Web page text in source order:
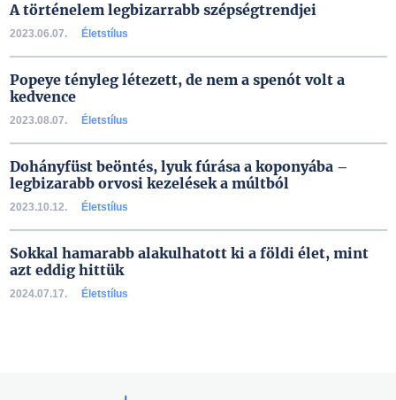
A történelem legbizarrabb szépségtrendjei
2023.06.07. Életstílus
Popeye tényleg létezett, de nem a spenót volt a
kedvence
2023.08.07. Életstílus
Dohányfüst beöntés, lyuk fúrása a koponyába –
legbizarabb orvosi kezelések a múltból
2023.10.12. Életstílus
Sokkal hamarabb alakulhatott ki a földi élet, mint
azt eddig hittük
2024.07.17. Életstílus